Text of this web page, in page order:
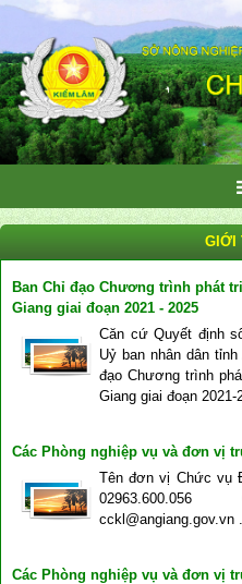
GIỚI
Ban Chỉ đạo Chương trình phát
Giang giai đoạn 2021 - 2025
Căn cứ Quyết định
Uỷ ban nhân dân
đạo Chương trình
Giang giai đoạn 2021-
Các Phòng nghiệp vụ và đơn vị
Tên đơn vị Chức vụ
02963.600.056
cckl@angiang.gov.vn
Các Phòng nghiệp vụ và đơn vị